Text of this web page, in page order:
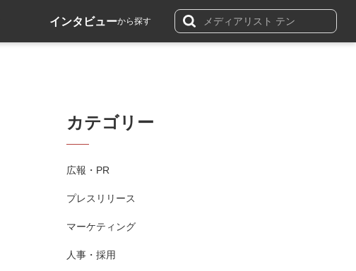
インタビューから探す
カテゴリー
広報・PR
プレスリリース
マーケティング
人事・採用